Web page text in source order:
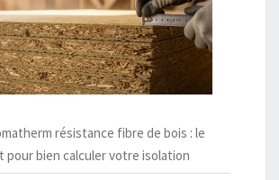
résistance fibre de bois : le
pour bien calculer votre isolation